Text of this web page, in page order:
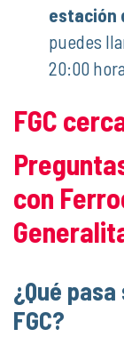
estación
puedes
20:00
FGC
con
¿Qué
FGC?